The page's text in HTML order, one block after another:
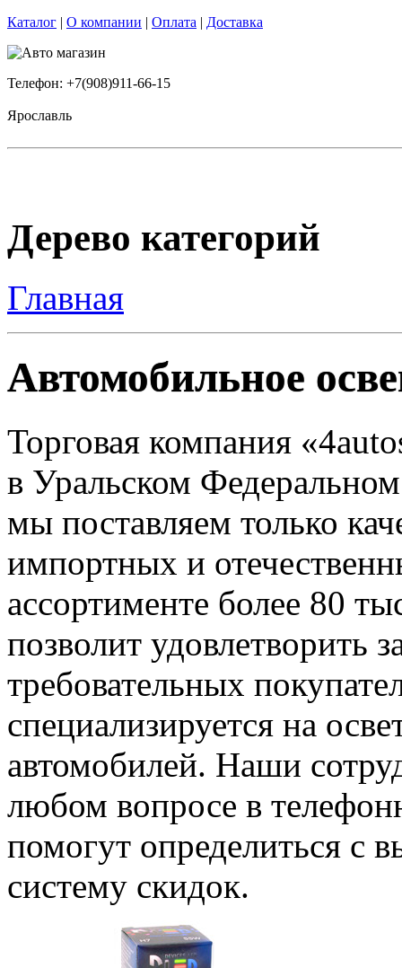
Каталог | О компании | Оплата | Доставка
Телефон: +7(908)911-66-15
Ярославль
Дерево категорий
Главная
Автомобильное
Торговая компания
в Уральском
мы поставляем только
импортных и
ассортименте более 80
позволит удовлетворить
требовательных
специализируется на
автомобилей. Наши
любом вопросе в
помогут определиться с
систему скидок.